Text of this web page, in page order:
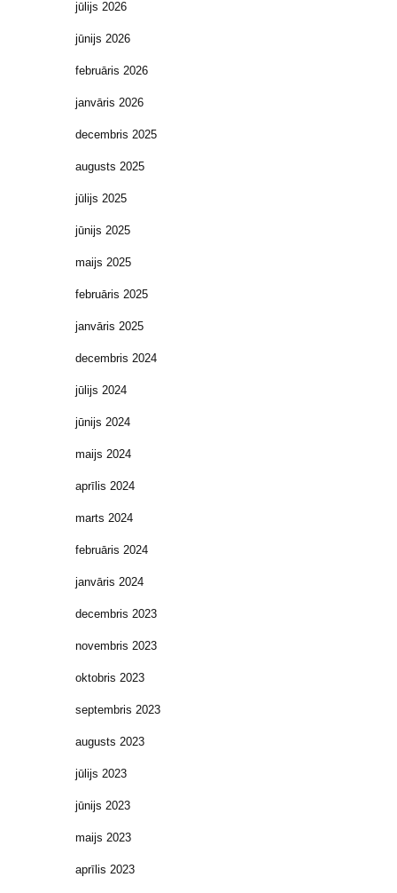
jūlijs 2026
jūnijs 2026
februāris 2026
janvāris 2026
decembris 2025
augusts 2025
jūlijs 2025
jūnijs 2025
maijs 2025
februāris 2025
janvāris 2025
decembris 2024
jūlijs 2024
jūnijs 2024
maijs 2024
aprīlis 2024
marts 2024
februāris 2024
janvāris 2024
decembris 2023
novembris 2023
oktobris 2023
septembris 2023
augusts 2023
jūlijs 2023
jūnijs 2023
maijs 2023
aprīlis 2023